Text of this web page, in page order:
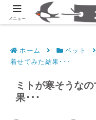
発達障害凸凹
ホーム ペット
着せてみた結果･･･
ミトが寒そうな
果･･･
メニュー